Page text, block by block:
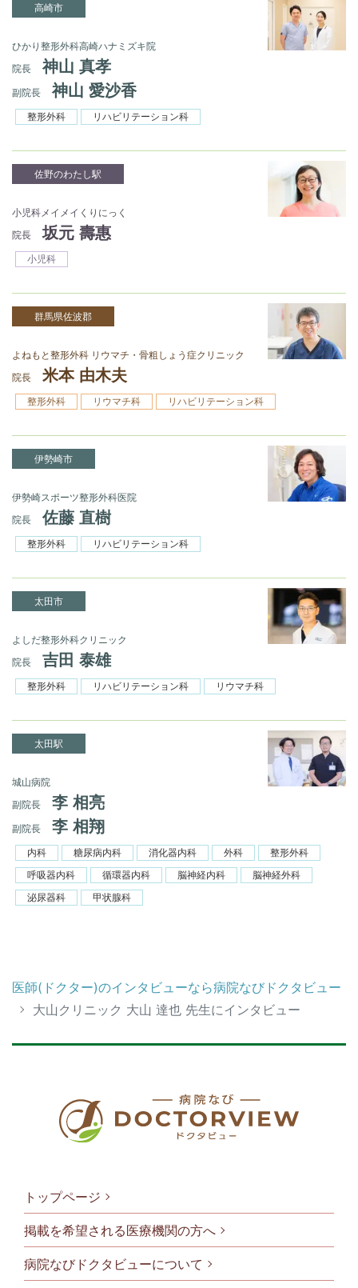
高崎市
ひかり整形外科高崎ハナミズキ院
院長
神山 真孝
副院長 神山 愛沙香
整形外科 リハビリテーション科
佐野のわたし駅
小児科メイメイくりにっく
院長
坂元 壽惠
小児科
群馬県佐波郡
よねもと整形外科 リウマチ・骨粗しょう症クリニック
院長
米本 由木夫
整形外科 リウマチ科 リハビリテーション科
伊勢崎市
伊勢崎スポーツ整形外科医院
院長
佐藤 直樹
整形外科 リハビリテーション科
太田市
よしだ整形外科クリニック
院長
吉田 泰雄
整形外科 リハビリテーション科 リウマチ科
太田駅
城山病院
副院長
李 相亮
副院長 李 相翔
内科 糖尿病内科 消化器内科 外科
整形外科
呼吸器内科
循環器内科 脳神経内科
脳神経外科
泌尿器科
甲状腺科
医師(ドクター)のインタビューなら病院なびドクタビュー
大山クリニック 大山 達也 先生にインタビュー
トップページ
掲載を希望される医療機関の方へ
病院なびドクタビューについて